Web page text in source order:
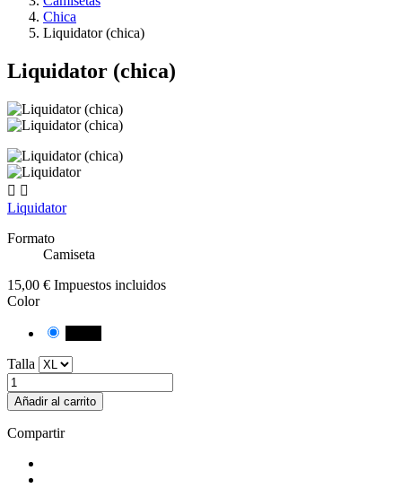
Chica
Liquidator (chica)
Liquidator (chica)
 
Liquidator
Formato
Camiseta
15,00 € Impuestos incluidos
Color
Talla
Añadir al carrito
Compartir